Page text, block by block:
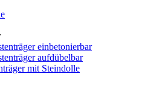
einbetonierbar
aufdübelbar
mit Steindolle